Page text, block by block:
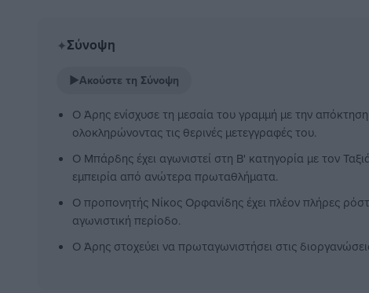
✦Σύνοψη
▶Ακούστε τη Σύνοψη
Ο Άρης ενίσχυσε τη μεσαία του γραμμή με την
ολοκληρώνοντας τις θερινές μετεγγραφές του.
Ο Μπάρδης έχει αγωνιστεί στη Β' κατηγορία με τον
εμπειρία από ανώτερα πρωταθλήματα.
Ο προπονητής Νίκος Ορφανίδης έχει πλέον πλήρες
αγωνιστική περίοδο.
Ο Άρης στοχεύει να πρωταγωνιστήσει στις